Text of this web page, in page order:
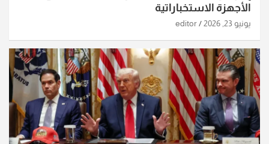
الأجهزة الاستخباراتية
يونيو 23, 2026 editor